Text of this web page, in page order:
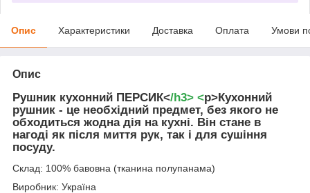
Опис Характеристики Доставка Оплата Умови
Опис
Рушник кухонний ПЕРСИК</h3> <p>Кухонний
рушник - це необхідний предмет, без якого не
обходиться жодна дія на кухні. Він стане в
нагоді як після миття рук, так і для сушіння
посуду.
Склад: 100% бавовна (тканина полупанама)
Виробник: Україна